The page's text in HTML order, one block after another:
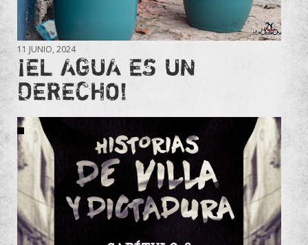
11 JUNIO, 2024
¡EL AGUA ES UN
DERECHO!